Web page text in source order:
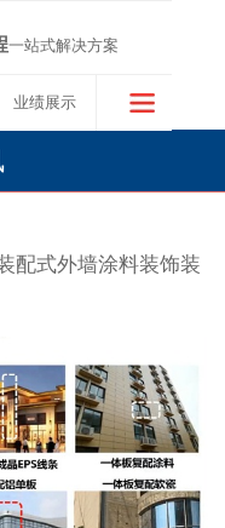
一站式解决方案
业绩展示
配式外墙涂料装饰装